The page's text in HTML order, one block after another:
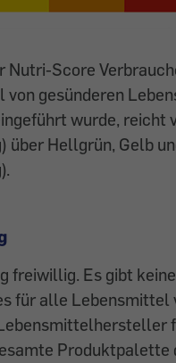
Nutri-Score
von gesünderen
wurde, reicht
über Hellgrün, Gelb
freiwillig. Es gibt
für alle
Produktpalette